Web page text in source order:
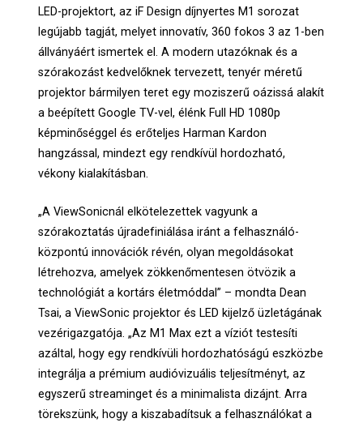
LED-projektort, az iF Design díjnyertes M1 sorozat
legújabb tagját, melyet innovatív, 360 fokos 3 az 1-ben
állványáért ismertek el. A modern utazóknak és a
szórakozást kedvelőknek tervezett, tenyér méretű
projektor bármilyen teret egy moziszerű oázissá alakít
a beépített Google TV-vel, élénk Full HD 1080p
képminőséggel és erőteljes Harman Kardon
hangzással, mindezt egy rendkívül hordozható,
vékony kialakításban.
„A ViewSonicnál elkötelezettek vagyunk a
szórakoztatás újradefiniálása iránt a felhasználó-
központú innovációk révén, olyan megoldásokat
létrehozva, amelyek zökkenőmentesen ötvözik a
technológiát a kortárs életmóddal” – mondta Dean
Tsai, a ViewSonic projektor és LED kijelző üzletágának
vezérigazgatója. „Az M1 Max ezt a víziót testesíti
azáltal, hogy egy rendkívüli hordozhatóságú eszközbe
integrálja a prémium audióvizuális teljesítményt, az
egyszerű streaminget és a minimalista dizájnt. Arra
törekszünk, hogy a kiszabadítsuk a felhasználókat a